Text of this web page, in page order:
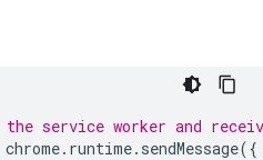
the service worker and
chrome. runtime. sendMessage({